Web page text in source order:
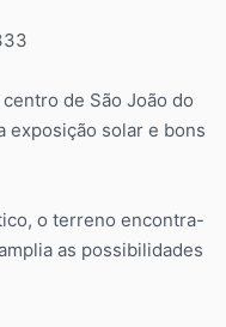
de São João do
exposição solar e bons
o terreno encontra-
as possibilidades